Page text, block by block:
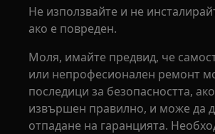
Не използвайте и не
ако е повреден.
Моля, имайте предвид, че
или непрофесионален ремонт
последици за безопасността,
извършен правилно, и може да
отпадане на гаранцията.